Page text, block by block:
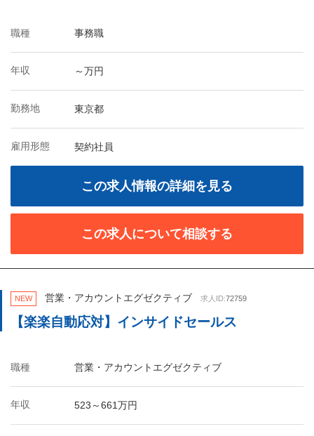
職種 事務職
年収 ～万円
勤務地 東京都
雇用形態 契約社員
この求人情報の詳細を見る
この求人について相談する
NEW 営業・アカウントエグゼクティブ 求人ID:72759
【楽楽自動応対】インサイドセールス
職種 営業・アカウントエグゼクティブ
年収 523～661万円